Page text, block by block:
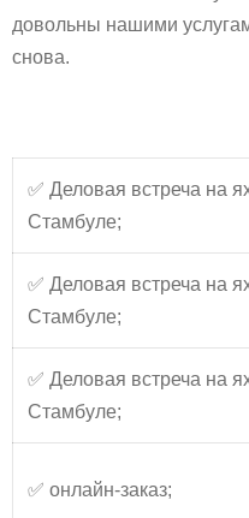
довольны нашими
снова.
✅ Деловая встреча на
Стамбуле;
✅ Деловая встреча на
Стамбуле;
✅ Деловая встреча на
Стамбуле;
✅ онлайн-заказ;